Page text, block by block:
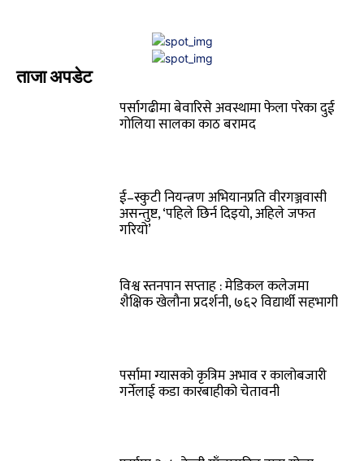
ताजा अपडेट
पर्सागढीमा बेवारिसे अवस्थामा फेला परेका दुई
गोलिया सालका काठ बरामद
ई–स्कुटी नियन्त्रण अभियानप्रति वीरगञ्जवासी
असन्तुष्ट, ‘पहिले छिर्न दिइयो, अहिले जफत
गरियो’
विश्व स्तनपान सप्ताह : मेडिकल कलेजमा
शैक्षिक खेलौना प्रदर्शनी, ७६२ विद्यार्थी सहभागी
पर्सामा ग्यासको कृत्रिम अभाव र कालोबजारी
गर्नेलाई कडा कारबाहीको चेतावनी